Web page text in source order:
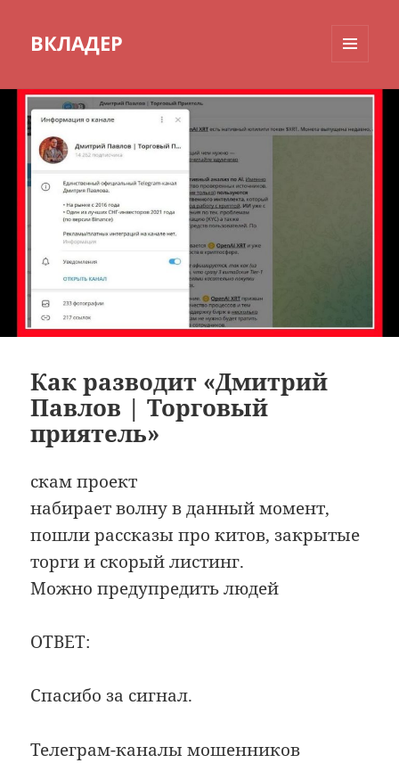
ВКЛАДЕР
ВИДЖЕТЫ
Как разводит «Дмитрий
Павлов | Торговый
приятель»
скам проект
набирает волну в данный момент,
пошли рассказы про китов, закрытые
торги и скорый листинг.
Можно предупредить людей
ОТВЕТ:
Спасибо за сигнал.
Телеграм-каналы мошенников